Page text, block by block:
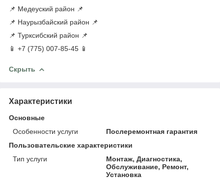
📌 Медеуский район 📌
📌 Наурызбайский район 📌
📌 Турксибский район 📌
📱 +7 (775) 007-85-45 📱
Скрыть
Характеристики
Основные
Особенности услуги
Послеремонтная гарантия
Пользовательские характеристики
Тип услуги
Монтаж, Диагностика,
Обслуживание, Ремонт,
Установка